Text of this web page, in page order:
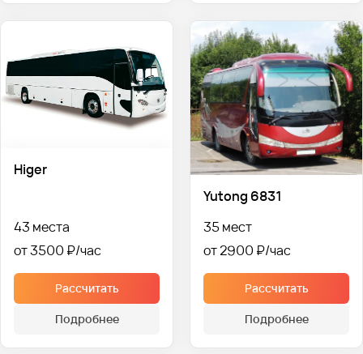
Higer
43 места
от 3500 ₽
Рассчитать
Подробнее
Yutong 6831
35 мест
от 2900 ₽
Рассчитать
Подробнее